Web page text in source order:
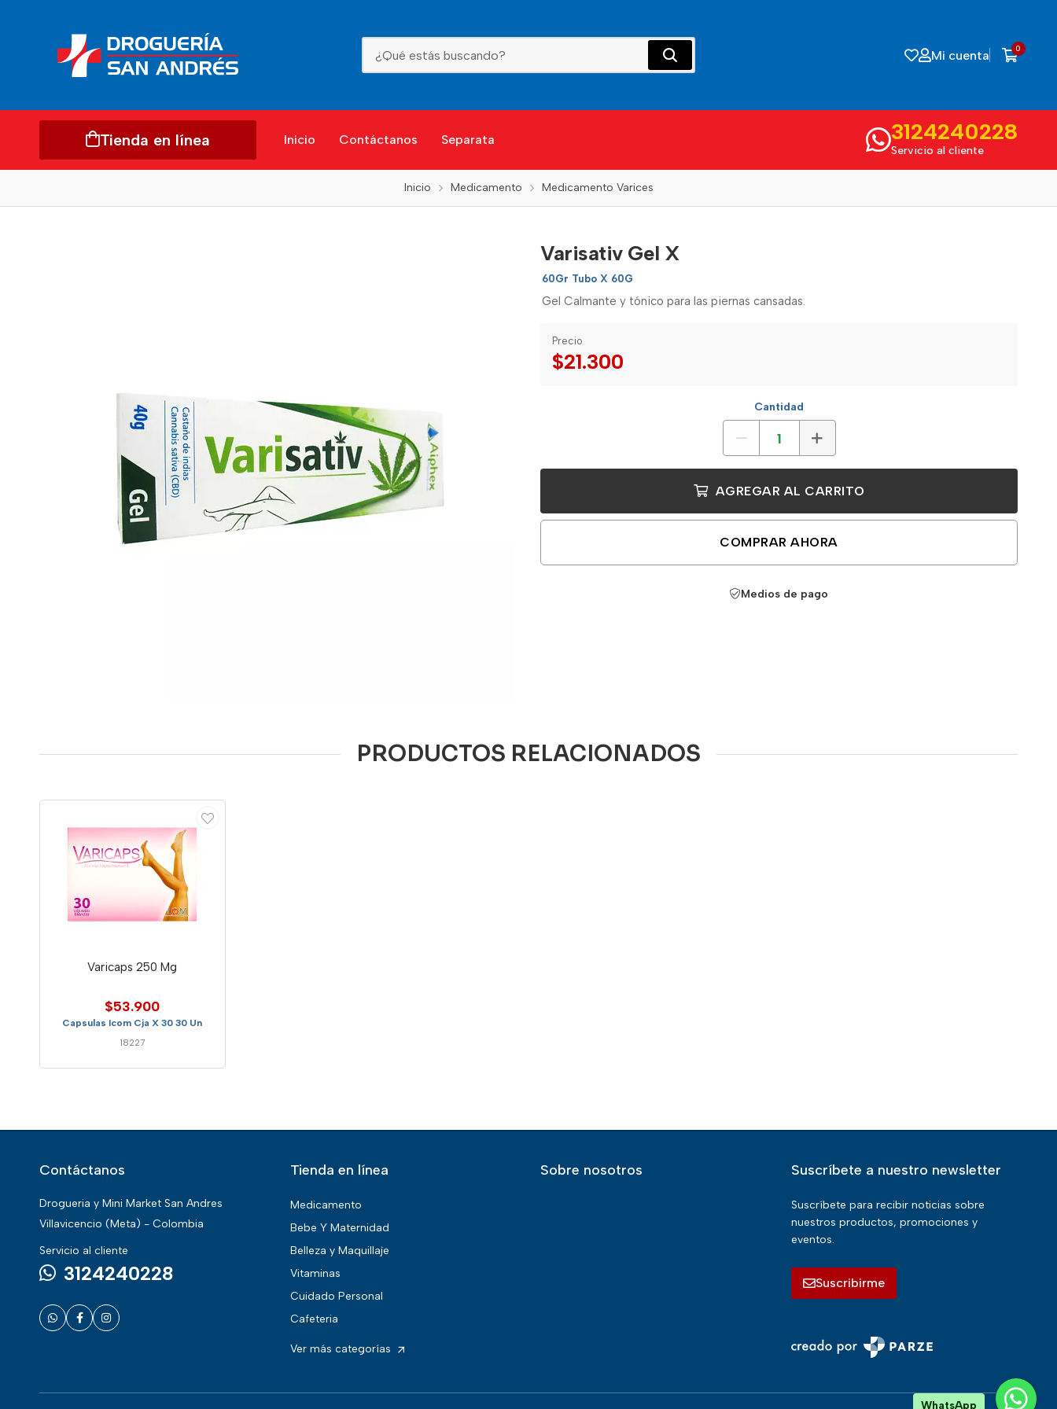
Mi cuenta 0
Tienda en línea Inicio Contáctanos Separata 3124240228
Servicio al cliente
Inicio Medicamento Medicamento Varices
Varisativ Gel X
60Gr Tubo X 60G
Gel Calmante y tónico para las piernas cansadas.
Precio
$21.300
Cantidad
AGREGAR AL CARRITO
COMPRAR AHORA
Medios de pago
PRODUCTOS RELACIONADOS
Varicaps 250 Mg
$53.900
Capsulas Icom Cja X 30 30 Un
18227
Contáctanos
Drogueria y Mini Market San Andres
Villavicencio (Meta) - Colombia
Servicio al cliente
3124240228
Tienda en línea
Medicamento
Bebe Y Maternidad
Belleza y Maquillaje
Vitaminas
Cuidado Personal
Cafeteria
Ver más categorías
Sobre nosotros Suscríbete a nuestro newsletter
Suscríbete para recibir noticias sobre
nuestros productos, promociones y
eventos.
Suscribirme
WhatsApp